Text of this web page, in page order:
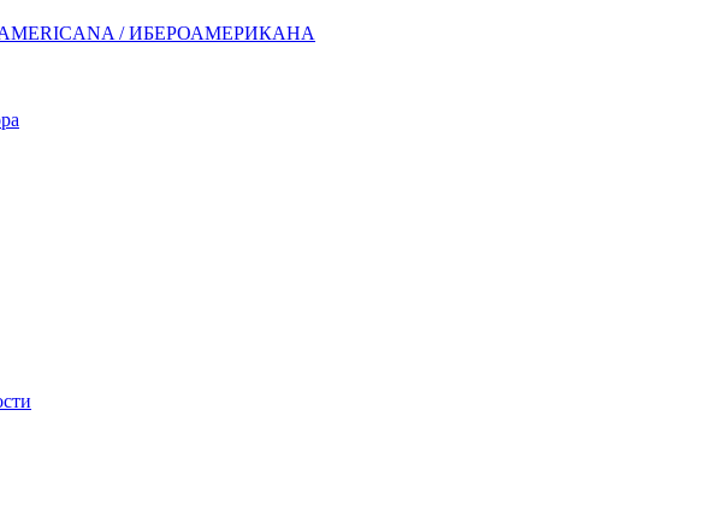
/ ИБЕРОАМЕРИКАНА